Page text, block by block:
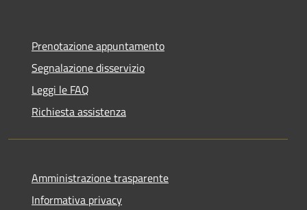
Prenotazione appuntamento
Segnalazione disservizio
Leggi le FAQ
Richiesta assistenza
Amministrazione trasparente
Informativa privacy